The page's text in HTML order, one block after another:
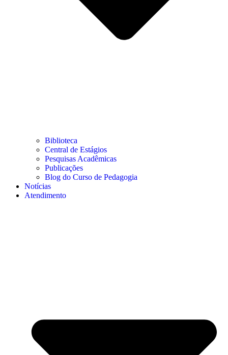
Biblioteca
Central de Estágios
Pesquisas Acadêmicas
Publicações
Blog do Curso de Pedagogia
Notícias
Atendimento